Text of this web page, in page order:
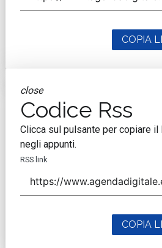
COPIA
close
Codice Rss
Clicca sul pulsante per copiare il
negli appunti.
RSS link
COPIA